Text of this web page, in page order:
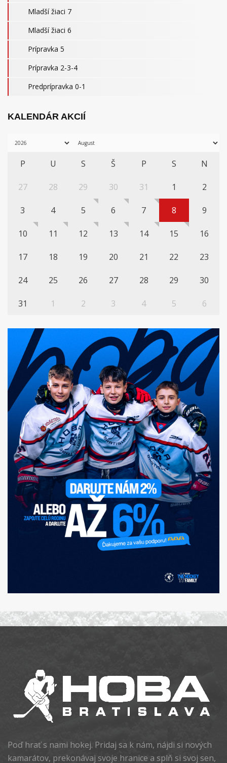
Mladší žiaci 7
Mladší žiaci 6
Prípravka 5
Prípravka 2-3-4
Predprípravka 0-1
KALENDÁR AKCIÍ
P U S Š P S N
27 28 29 30 31 1 2
3 4 5 6 7 8 9
10 11 12 13 14 15 16
17 18 19 20 21 22 23
24 25 26 27 28 29 30
31 1 2 3 4 5 6
Poď hrať s nami hokej. Pridaj sa k nám, nájdi si nových
kamarátov, prekonávaj svoje hranice a splň si svoj sen,